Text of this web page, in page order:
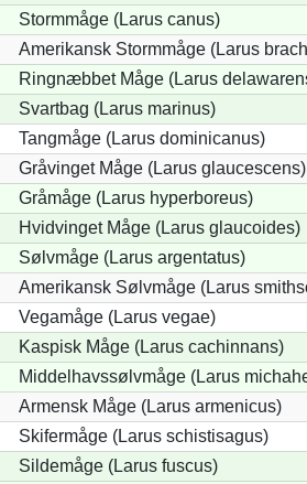
Stormmåge (Larus canus)
Amerikansk Stormmåge (Larus
Ringnæbbet Måge (Larus
Svartbag (Larus marinus)
Tangmåge (Larus dominicanus)
Gråvinget Måge (Larus glaucescens)
Gråmåge (Larus hyperboreus)
Hvidvinget Måge (Larus glaucoides)
Sølvmåge (Larus argentatus)
Amerikansk Sølvmåge (Larus
Vegamåge (Larus vegae)
Kaspisk Måge (Larus cachinnans)
Middelhavssølvmåge (Larus
Armensk Måge (Larus armenicus)
Skifermåge (Larus schistisagus)
Sildemåge (Larus fuscus)